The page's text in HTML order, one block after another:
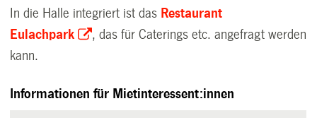
In die Halle integriert ist das Restaurant
Eulachpark
, das für Caterings etc. angefragt werden
kann.
Informationen für Mietinteressent:innen